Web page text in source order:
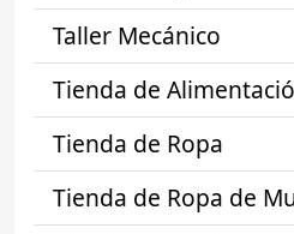
Taller Mecánico
Tienda de
Tienda de Ropa
Tienda de Ropa de